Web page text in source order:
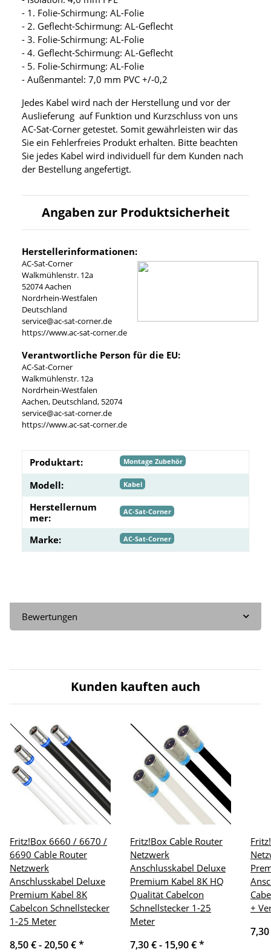
- 1. Folie-Schirmung: AL-Folie
- 2. Geflecht-Schirmung: AL-Geflecht
- 3. Folie-Schirmung: AL-Folie
- 4. Geflecht-Schirmung: AL-Geflecht
- 5. Folie-Schirmung: AL-Folie
- Außenmantel: 7,0 mm PVC +/-0,2
Jedes Kabel wird nach der Herstellung und vor der
Auslieferung auf Funktion und Kurzschluss von uns
AC-Sat-Corner getestet. Somit gewährleisten wir das
Sie ein Fehlerfreies Produkt erhalten. Bitte beachten
Sie jedes Kabel wird individuell für dem Kunden nach
der Bestellung angefertigt.
Angaben zur Produktsicherheit
Herstellerinformationen:
AC-Sat-Corner
Walkmühlenstr. 12a
52074 Aachen
Nordrhein-Westfalen
Deutschland
service@ac-sat-corner.de
https://www.ac-sat-corner.de
Verantwortliche Person für die EU:
AC-Sat-Corner
Walkmühlenstr. 12a
Nordrhein-Westfalen
Aachen, Deutschland, 52074
service@ac-sat-corner.de
https://www.ac-sat-corner.de
Produktart: Montage Zubehör
Modell: Kabel
Herstellernum
mer:
AC-Sat-Corner
Marke: AC-Sat-Corner
Bewertungen
Kunden kauften auch
Fritz!Box 6660 / 6670 /
6690 Cable Router
Netzwerk
Anschlusskabel Deluxe
Premium Kabel 8K
Cabelcon Schnellstecker
1-25 Meter
8,50 € -20,50 €*
Fritz!Box Cable Router
Netzwerk
Anschlusskabel Deluxe
Premium Kabel 8K HQ
Qualität Cabelcon
Schnellstecker 1-25
Meter
7,30 € - 15,90 €*
+